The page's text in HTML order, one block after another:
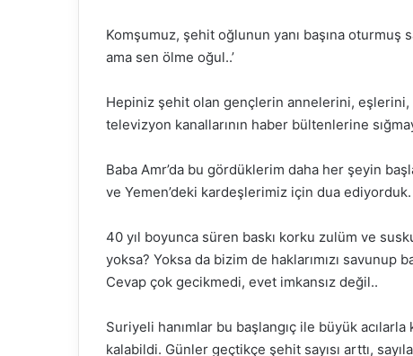
Komşumuz, şehit oğlunun yanı başına oturmuş
ama sen ölme oğul..’
Hepiniz şehit olan gençlerin annelerini, eşlerini,
televizyon kanallarının haber bültenlerine
Baba Amr’da bu gördüklerim daha her şeyin
ve Yemen’deki kardeşlerimiz için dua
40 yıl boyunca süren baskı korku zulüm ve
yoksa? Yoksa da bizim de haklarımızı savunup
Cevap çok gecikmedi, evet imkansız değil..
Suriyeli hanımlar bu başlangıç ile büyük acılarla
kalabildi. Günler geçtikçe şehit sayısı arttı,